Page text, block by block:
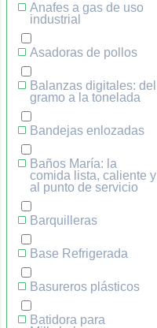
Anafes a gas de uso
industrial
Asadoras de pollos
Balanzas digitales: del
gramo a la tonelada
Bandejas enlozadas
Baños María: la
comida lista, caliente y
al punto de servicio
Barquilleras
Base Refrigerada
Basureros plásticos
Batidora para